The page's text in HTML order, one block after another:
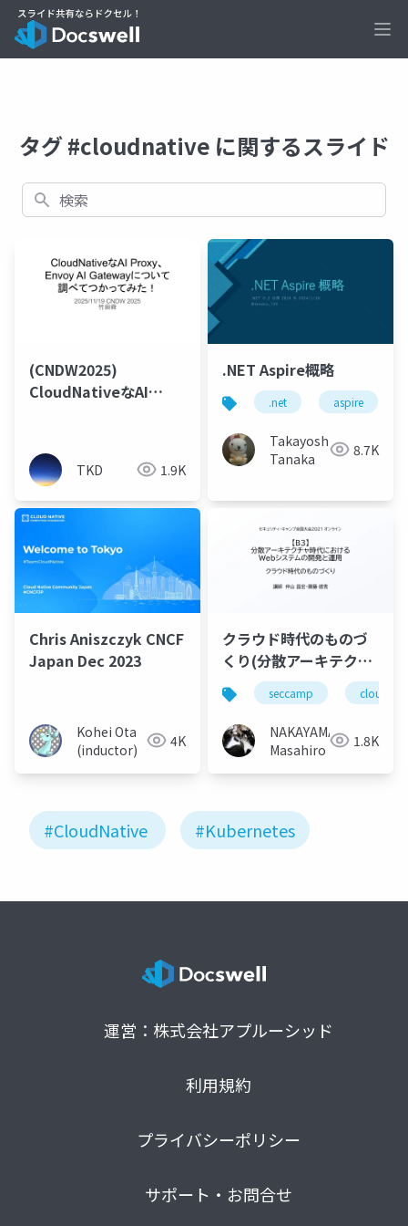
タグ #cloudnative に関するスライド
検索
(CNDW2025)
CloudNativeなAI
て使ってみた！
TKD 1.9K
.NET Aspire概略
.net aspire
Takayoshi
Tanaka
8.7K
Chris Aniszczyk CNCF
Japan Dec 2023
Kohei Ota
(inductor)
4K
クラウド時代のものづ
くり(分散アーキテクチ
ャ時代におけるWebシ
ステムの開発と運用)
#seccamp
seccamp
NAKAYAMA
Masahiro
1.8K
#CloudNative #Kubernetes
運営：株式会社アプルーシッド
利用規約
プライバシーポリシー
サポート・お問合せ